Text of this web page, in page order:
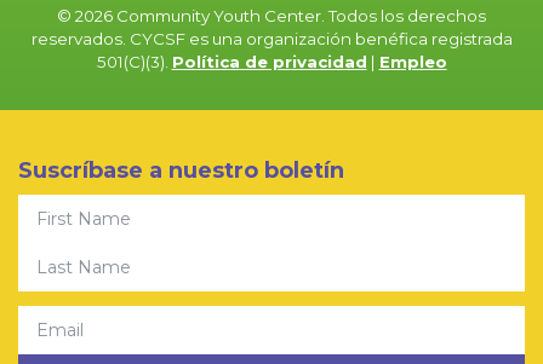
© 2026 Community Youth Center. Todos los derechos
reservados. CYCSF es una organización benéfica registrada
501(C)(3). Política de privacidad | Empleo
Suscríbase a nuestro boletín
Email
First Name